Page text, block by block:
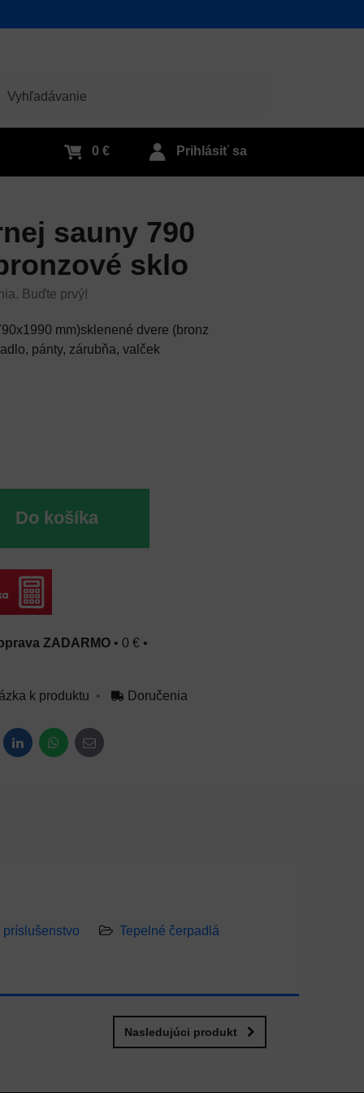
Prihlásiť sa
0 €
sauny 790
sklo
mm)sklenené dvere (bronz
pánty, zárubňa, valček
Buďte prvý!
Do košíka
ZADARMO• 0 € •
k produktu Doručenia
LinkedInWhatsApp
E-mail
príslušenstvo
Tepelné čerpadlá
Nasledujúci produkt